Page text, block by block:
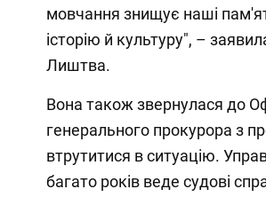
мовчання знищує наші
історію й культуру", –
Лиштва.
Вона також звернулася до
генерального прокурора з
втрутитися в ситуацію.
багато років веде судові